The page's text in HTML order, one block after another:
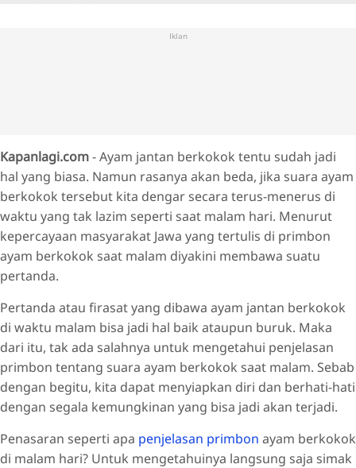
Iklan
Kapanlagi.com- Ayam jantan berkokok tentu sudah jadi
hal yang biasa. Namun rasanya akan beda, jika suara ayam
berkokok tersebut kita dengar secara terus-menerus di
waktu yang tak lazim seperti saat malam hari. Menurut
kepercayaan masyarakat Jawa yang tertulis di primbon
ayam berkokok saat malam diyakini membawa suatu
pertanda.
Pertanda atau firasat yang dibawa ayam jantan berkokok
di waktu malam bisa jadi hal baik ataupun buruk. Maka
dari itu, tak ada salahnya untuk mengetahui penjelasan
primbon tentang suara ayam berkokok saat malam. Sebab
dengan begitu, kita dapat menyiapkan diri dan berhati-hati
dengan segala kemungkinan yang bisa jadi akan terjadi.
Penasaran seperti apa penjelasan primbon ayam berkokok
di malam hari? Untuk mengetahuinya langsung saja simak